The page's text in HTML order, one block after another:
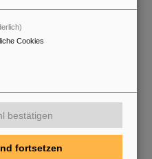
state in vacuum arc
The difficulties and
[...] considered. As a
in production of high
the mixed Bi-Cu (15% Wt.) and
compare to cathodes
Cookies
bestätigen
fortsetzen